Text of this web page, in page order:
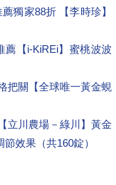
獨家88折 【李時珍】
薦【i-KiREi】蜜桃波波
把關【全球唯一黃金蜆
立川農場－綠川】黃金
效果（共160錠）